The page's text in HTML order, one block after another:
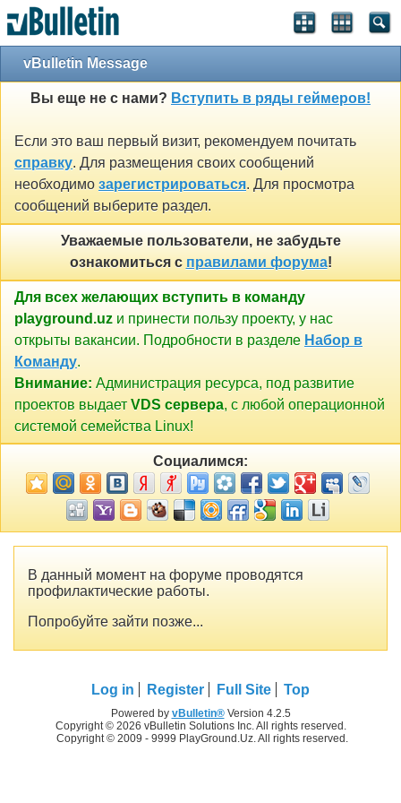
vBulletin Message
Вы еще не с нами? Вступить в ряды геймеров!
Если это ваш первый визит, рекомендуем почитать
справку. Для размещения своих сообщений
необходимо зарегистрироваться. Для просмотра
сообщений выберите раздел.
Уважаемые пользователи, не забудьте
ознакомиться с правилами форума!
Для всех желающих вступить в команду
playground.uz и принести пользу проекту, у нас
открыты вакансии. Подробности в разделе Набор в
Команду.
Внимание: Администрация ресурса, под развитие
проектов выдает VDS сервера, с любой операционной
системой семейства Linux!
Социалимся:
В данный момент на форуме проводятся
профилактические работы.
Попробуйте зайти позже...
Log in Register Full Site Top
Powered by vBulletin®Version 4.2.5
Copyright © 2026 vBulletin Solutions Inc. All rights reserved.
Copyright © 2009 - 9999 PlayGround.Uz. All rights reserved.